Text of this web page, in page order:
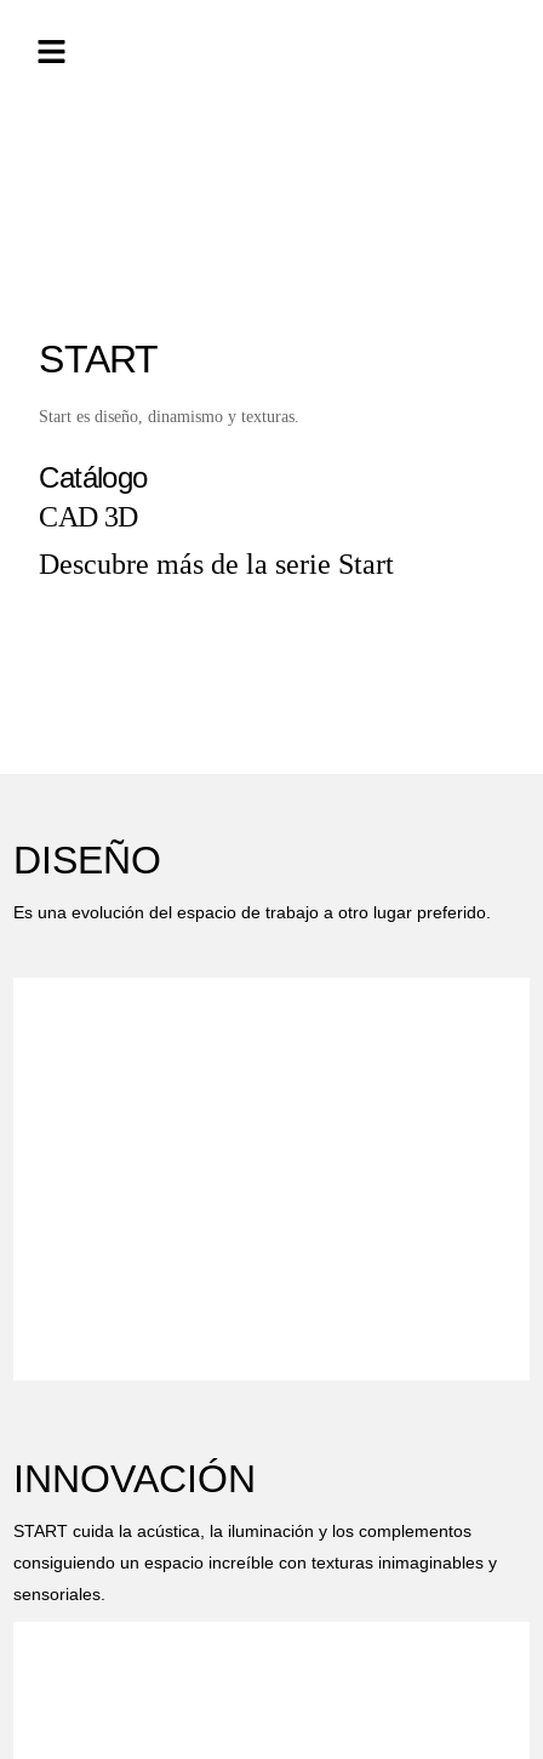
START
Start es diseño, dinamismo y texturas.
Catálogo
CAD 3D
Descubre más de la serie Start
DISEÑO
Es una evolución del espacio de trabajo a otro lugar preferido.
INNOVACIÓN
START cuida la acústica, la iluminación y los complementos
consiguiendo un espacio increíble con texturas inimaginables y
sensoriales.